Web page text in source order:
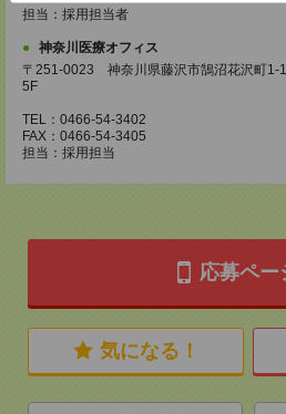
担当：採用担当者
神奈川医療オフィス
〒251-0023 神奈川県藤沢市鵠沼花沢町
5F
TEL：0466-54-3402
FAX：0466-54-3405
担当：採用担当
応募ペー
気になる！